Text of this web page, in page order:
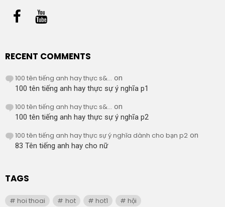
RECENT COMMENTS
100 tên tiếng anh hay thực s&... on
100 tên tiếng anh hay thực sự ý nghĩa p1
100 tên tiếng anh hay thực s&... on
100 tên tiếng anh hay thực sự ý nghĩa p2
100 tên tiếng anh hay thực sự ý nghĩa dành cho bạn p2 on
83 Tên tiếng anh hay cho nữ
TAGS
hoi thoai hot hot1 hội